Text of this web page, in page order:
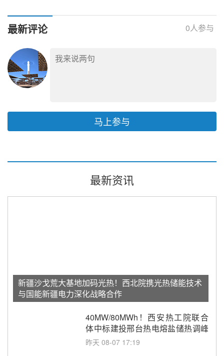
例”
采购中标结果公示
最新评论 0人参与
马上参与
最新资讯
新疆沙戈荒大基地加码光热！西北院携光热储能技术
与国能新疆电力深化战略合作
40MW/80MWh！西安热工院联合
体中标建投邢台热电熔盐储热调峰
调频改造EPC项目
昨天 08-07 17:19